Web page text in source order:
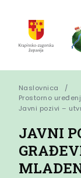
Naslovnica
Prostorno
Javni pozivi –
JAVNI